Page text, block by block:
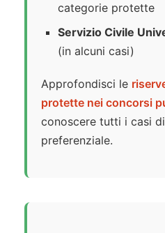
categorie protette
Servizio Civile
(in alcuni casi)
Approfondisci le
protette nei concorsi
conoscere tutti i casi
preferenziale.